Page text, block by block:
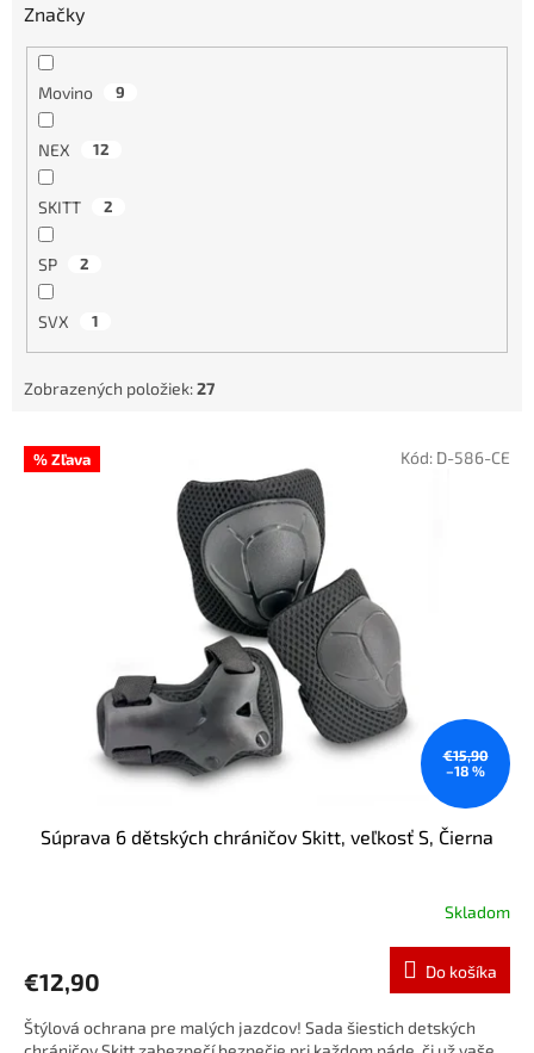
Značky
Movino 9
NEX 12
SKITT 2
SP 2
SVX 1
Zobrazených položiek:27
V % Zľava
€15,90
–18 %
Súprava 6 dětských chráničov Skitt, veľkosť S, Čierna
Skladom
€12,90 Do košíka
Štýlová ochrana pre malých jazdcov! Sada šiestich detských
Kód: D-586-CE